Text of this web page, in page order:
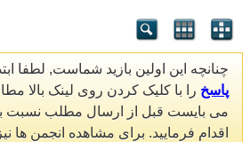
چنانچه این اولین بازید شماست, لطفا
پاسخ را با کلیک کردن روی لینک بالا
می بایست قبل از ارسال مطلب نسبت
اقدام فرمایید. برای مشاهده انجمن